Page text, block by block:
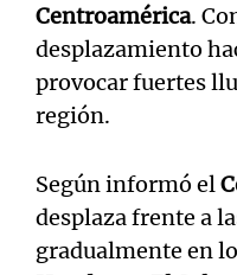
Centroamérica.
desplazamiento
provocar fuertes
región.
Según informó el
desplaza frente a
gradualmente en